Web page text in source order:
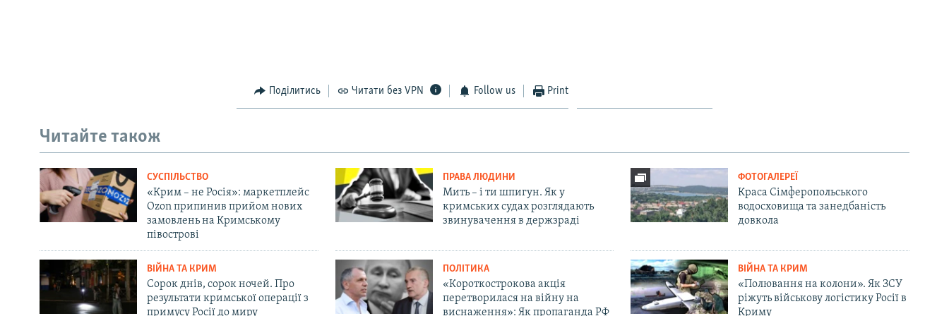
Поділитись Читати без VPN Follow us Print
Читайте також
СУСПІЛЬСТВО
«Крим – не Росія»: маркетплейс
Ozon припинив прийом нових
замовлень на Кримському
півострові
ПРАВА ЛЮДИНИ
Мить – і ти шпигун. Як у
кримських судах розглядають
звинувачення в держзраді
ФОТОГАЛЕРЕЇ
Краса Сімферопольського
водосховища та занедбаність
довкола
ВІЙНА ТА КРИМ
Сорок днів, сорок ночей. Про
результати кримської операції з
примусу Росії до миру
ПОЛІТИКА
«Короткострокова акція
перетворилася на війну на
виснаження»: Як пропаганда РФ
ВІЙНА ТА КРИМ
«Полювання на колони». Як ЗСУ
ріжуть військову логістику Росії в
Криму